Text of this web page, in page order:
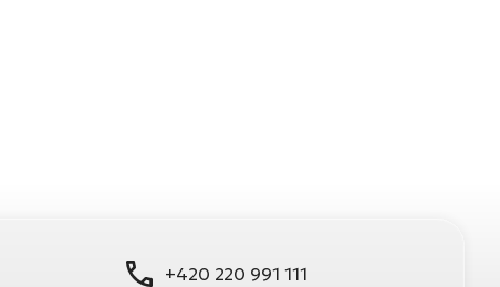
+420 220 991 111